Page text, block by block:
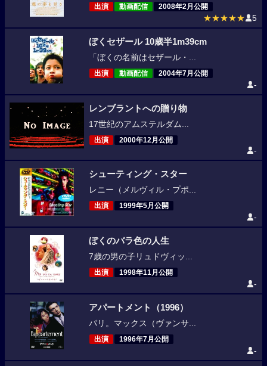
出演 動画配信 2008年2月公開
★★★★★ 5
ぼくセザール 10歳半1m39cm
「ぼくの名前はセザール・...
出演 動画配信 2004年7月公開
-
レンブラントへの贈り物
17世紀のアムステルダム...
出演 2000年12月公開
-
シューティング・スター
レニー（メルヴィル・プポ...
出演 1999年5月公開
-
ぼくのバラ色の人生
7歳の男の子リュドヴィッ...
出演 1998年11月公開
-
アパートメント（1996）
パリ。マックス（ヴァンサ...
出演 1996年7月公開
-